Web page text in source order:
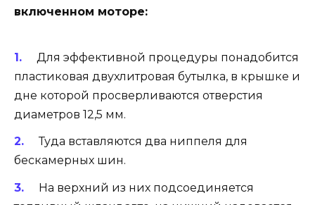
включенном моторе:
Для эффективной процедуры понадобится
пластиковая двухлитровая бутылка, в крышке и
дне которой просверливаются отверстия
диаметров 12,5 мм.
Туда вставляются два ниппеля для
бескамерных шин.
На верхний из них подсоединяется